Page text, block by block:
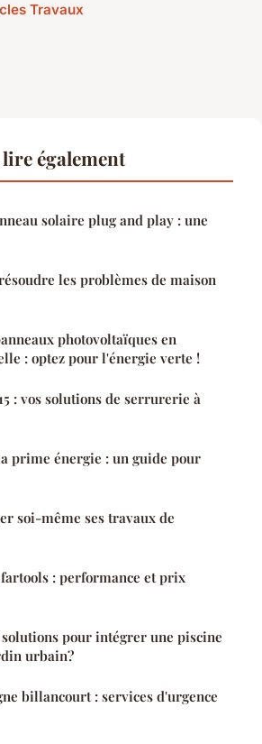
Travaux
également
solaire plug and play : une
les problèmes de maison
photovoltaïques en
: optez pour l'énergie verte !
: vos solutions de serrurerie à
prime énergie : un guide pour
soi-même ses travaux de
: performance et prix
pour intégrer une piscine
urbain?
billancourt : services d'urgence